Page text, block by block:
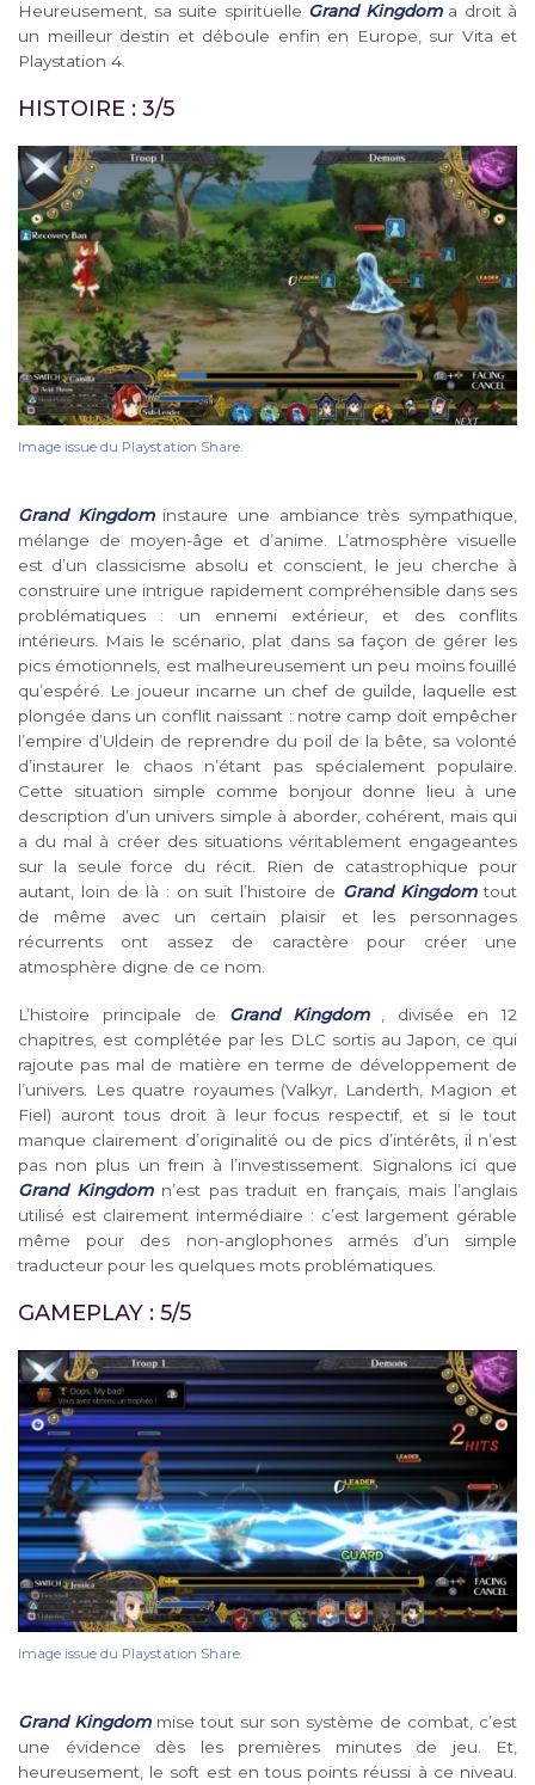
Heureusement, sa suite spirituelle Grand Kingdom a droit à
un meilleur destin et déboule enfin en Europe, sur Vita et
Playstation 4.
HISTOIRE : 3/5
Image issue du Playstation Share.
Grand Kingdominstaure une ambiance très sympathique,
mélange de moyen-âge et d’anime. L’atmosphère visuelle
est d’un classicisme absolu et conscient, le jeu cherche à
construire une intrigue rapidement compréhensible dans ses
problématiques : un ennemi extérieur, et des conflits
intérieurs. Mais le scénario, plat dans sa façon de gérer les
pics émotionnels, est malheureusement un peu moins fouillé
qu’espéré. Le joueur incarne un chef de guilde, laquelle est
plongée dans un conflit naissant : notre camp doit empêcher
l’empire d’Uldein de reprendre du poil de la bête, sa volonté
d’instaurer le chaos n’étant pas spécialement populaire.
Cette situation simple comme bonjour donne lieu à une
description d’un univers simple à aborder, cohérent, mais qui
a du mal à créer des situations véritablement engageantes
sur la seule force du récit. Rien de catastrophique pour
autant, loin de là : on suit l’histoire de Grand Kingdomtout
de même avec un certain plaisir et les personnages
récurrents ont assez de caractère pour créer une
atmosphère digne de ce nom.
L’histoire principale de Grand Kingdom, divisée en 12
chapitres, est complétée par les DLC sortis au Japon, ce qui
rajoute pas mal de matière en terme de développement de
l’univers. Les quatre royaumes (Valkyr, Landerth, Magion et
Fiel) auront tous droit à leur focus respectif, et si le tout
manque clairement d’originalité ou de pics d’intérêts, il n’est
pas non plus un frein à l’investissement. Signalons ici que
Grand Kingdomn’est pas traduit en français, mais l’anglais
utilisé est clairement intermédiaire : c’est largement gérable
même pour des non-anglophones armés d’un simple
traducteur pour les quelques mots problématiques.
GAMEPLAY : 5/5
Image issue du Playstation Share.
Grand Kingdommise tout sur son système de combat, c’est
une évidence dès les premières minutes de jeu. Et,
heureusement, le soft est en tous points réussi à ce niveau.